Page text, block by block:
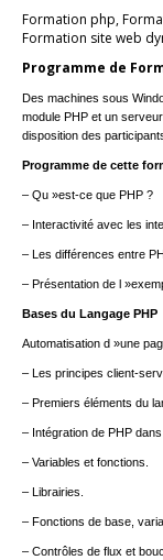
Formation php,
Formation site web
Programme de
Des machines sous
module PHP et un
disposition des
Programme de cette
– Qu »est-ce que PHP ?
– Interactivité avec les
– Les différences entre
– Présentation de l
Bases du Langage PHP
Automatisation d »une
– Les principes client-
– Premiers éléments du
– Intégration de PHP dans
– Variables et fonctions.
– Librairies.
– Fonctions de base,
– Contrôles de flux et